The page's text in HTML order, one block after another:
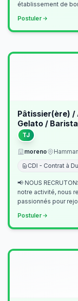
établissement de
Postuler
Pâtissier(ère) /
Gelato / Barista
TJ
moreno
CDI - Contrat à
📢 NOUS RECRUTONS ! Dans le cadre du
notre activité, nous
passionnés pour rejoindre
Postuler